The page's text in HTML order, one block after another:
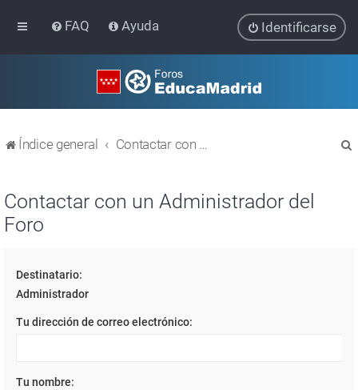
FAQ Ayuda Identificarse
Índice general Contactar con un Administrador del Foro
Contactar con un Administrador del
Foro
Destinatario:
Administrador
Tu dirección de correo electrónico:
Tu nombre: